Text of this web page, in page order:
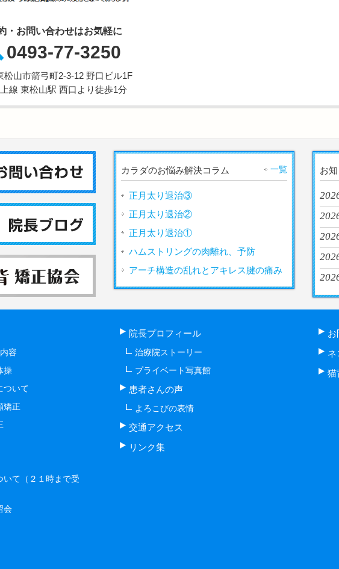
・お問い合わせはお気軽に
0493-77-3250
松山市箭弓町2-3-12 野口ビル1F
線 東松山駅 西口より徒歩1分
カラダのお悩み解決コラム 一覧
正月太り退治③
正月太り退治②
正月太り退治①
ハムストリングの肉離れ、予防
アーチ構造の乱れとアキレス腱の痛み
お
容
操
ついて
矯正
いて（２１時まで受
会
院長プロフィール
治療院ストーリー
プライベート写真館
患者さんの声
よろこびの表情
交通アクセス
リンク集
お
ネ
猫